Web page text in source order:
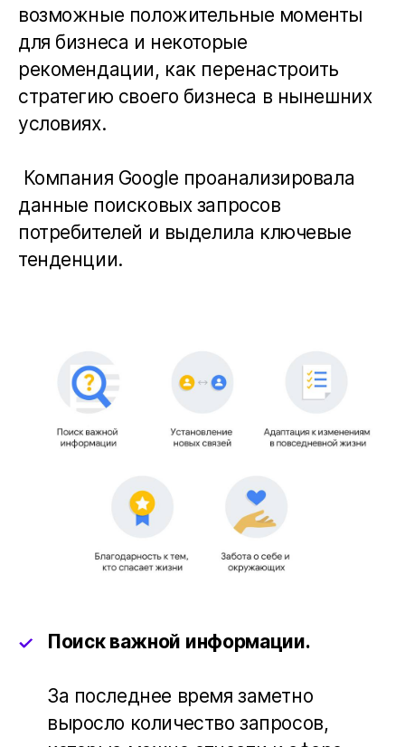
возможные положительные моменты
для бизнеса и некоторые
рекомендации, как перенастроить
стратегию своего бизнеса в нынешних
условиях.
Компания Google проанализировала
данные поисковых запросов
потребителей и выделила ключевые
тенденции.
Поиск важной информации.
За последнее время заметно
выросло количество запросов,